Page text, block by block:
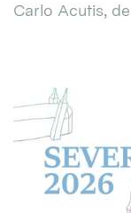
Carlo Acutis,